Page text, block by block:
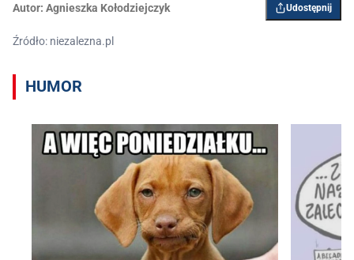
Autor: Agnieszka Kołodziejczyk Udostępnij
Źródło: niezalezna.pl
HUMOR